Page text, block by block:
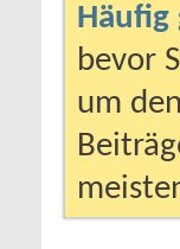
Häufig
bevor
um